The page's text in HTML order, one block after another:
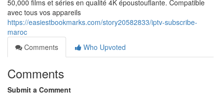
50,000 films et séries en qualité 4K époustouflante. Compatible
avec tous vos appareils
https://easiestbookmarks.com/story20582833/iptv-subscribe-
maroc
Comments
Who Upvoted
Comments
Submit a Comment